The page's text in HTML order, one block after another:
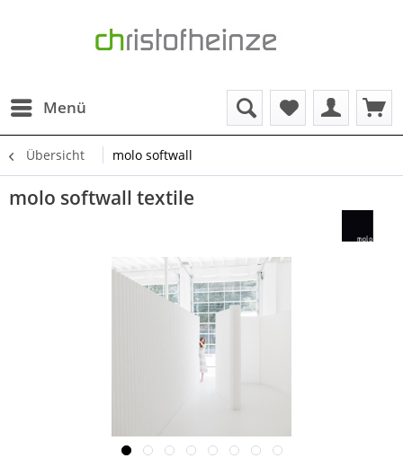
Menü
Übersicht molo softwall
molo softwall textile